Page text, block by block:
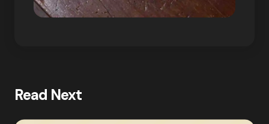
Read Next